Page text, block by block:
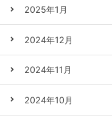
2025年1月
2024年12月
2024年11月
2024年10月